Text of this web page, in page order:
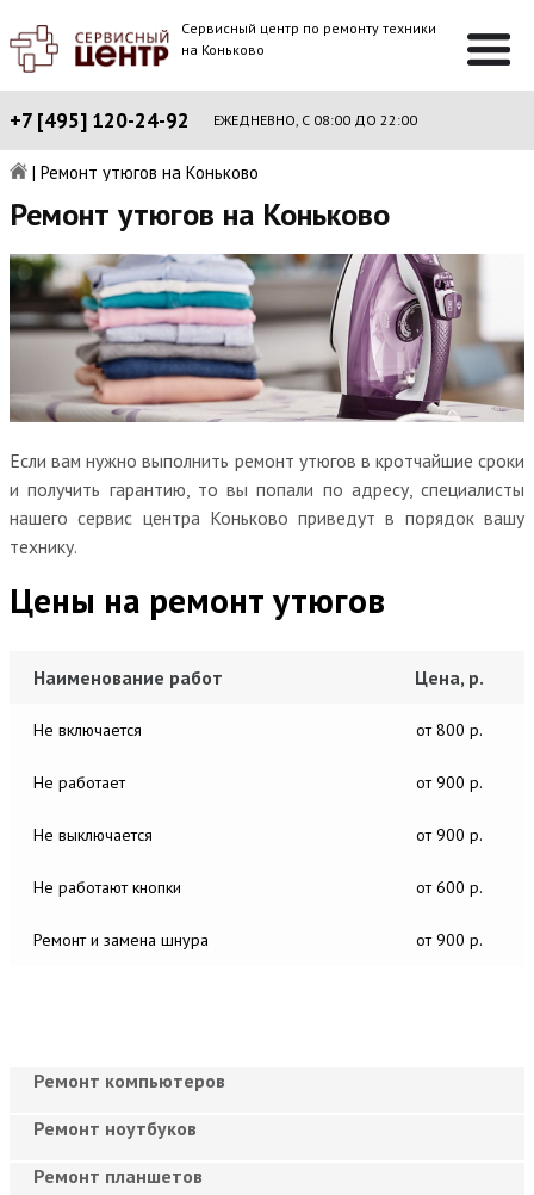
Сервисный центр по ремонту техники
на Коньково
+7 [495] 120-24-92 ЕЖЕДНЕВНО, С 08:00 ДО 22:00
| Ремонт утюгов на Коньково
Ремонт утюгов на Коньково
Если вам нужно выполнить ремонт утюгов в кротчайшие сроки
и получить гарантию, то вы попали по адресу, специалисты
нашего сервис центра Коньково приведут в порядок вашу
технику.
Цены на ремонт утюгов
Наименование работ Цена, р.
Не включается от 800 р.
Не работает от 900 р.
Не выключается от 900 р.
Не работают кнопки от 600 р.
Ремонт и замена шнура от 900 р.
Ремонт компьютеров
Ремонт ноутбуков
Ремонт планшетов